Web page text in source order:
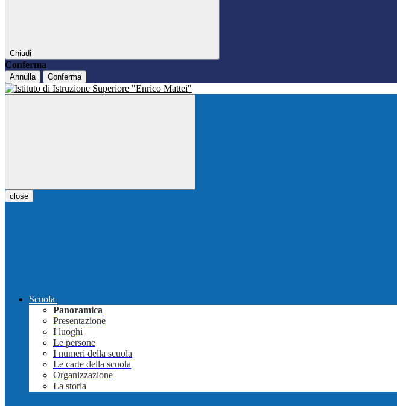
Chiudi
Conferma
Annulla Conferma
close
Scuola
Panoramica
Presentazione
I luoghi
Le persone
I numeri della scuola
Le carte della scuola
Organizzazione
La storia